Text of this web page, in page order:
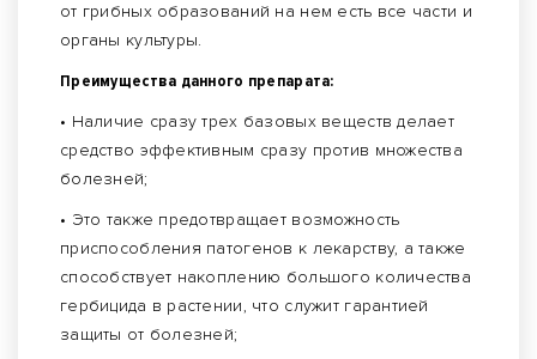
от грибных образований на нем есть все части и
органы культуры.
Преимущества данного препарата:
• Наличие сразу трех базовых веществ делает
средство эффективным сразу против множества
болезней;
• Это также предотвращает возможность
приспособления патогенов к лекарству, а также
способствует накоплению большого количества
гербицида в растении, что служит гарантией
защиты от болезней;